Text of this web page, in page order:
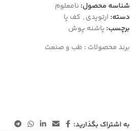
شناسه محصول: نامعلوم
دسته: ارتوپدی, کف پا
برچسب: پاشنه پوش
برند محصولات : طب و صنعت
به اشتراک بگذارید: